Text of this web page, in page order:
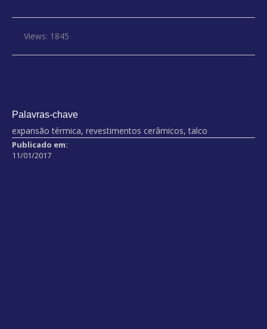
Views: 1845
Palavras-chave
expansão térmica, revestimentos cerâmicos, talco
Publicado em:
11/01/2017